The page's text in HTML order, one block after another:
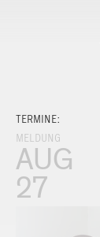
TERMINE:
MELDUNG
AUG
27